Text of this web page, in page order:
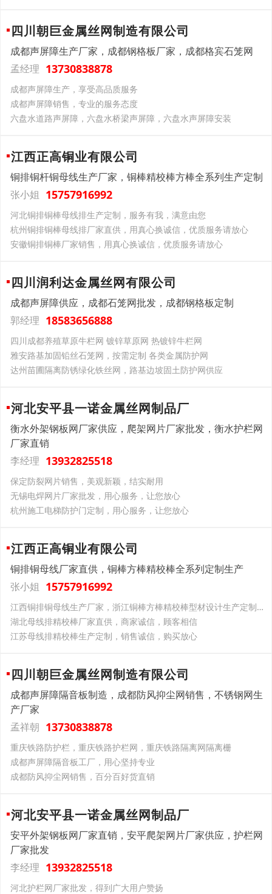
四川朝巨金属丝网制造有限公司
成都声屏障生产厂家，成都钢格板厂家，成都格宾石笼网
孟经理 13730838878
成都声屏障生产，享受高品质服务
成都声屏障销售，专业的服务态度
六盘水道路声屏障，六盘水桥梁声屏障，六盘水声屏障安装
江西正高铜业有限公司
铜排铜杆铜母线生产厂家，铜棒精校棒方棒全系列生产定制
张小姐 15757916992
河北铜排铜棒母线排生产定制，服务有我，满意由您
杭州铜排铜棒母线排厂家直供，用真心换诚信，优质服务请放心
安徽铜排铜棒厂家销售，用真心换诚信，优质服务请放心
四川润利达金属丝网有限公司
成都声屏障供应，成都石笼网批发，成都钢格板定制
郭经理 18583656888
四川成都养殖草原牛栏网 镀锌草原网 热镀锌牛栏网
雅安路基加固铅丝石笼网，按需定制 各类金属防护网
达州苗圃隔离防锈绿化铁丝网，路基边坡固土防护网供应
河北安平县一诺金属丝网制品厂
衡水外架钢板网厂家供应，爬架网片厂家批发，衡水护栏网
厂家直销
李经理 13932825518
保定防裂网片销售，美观新颖，结实耐用
无锡电焊网片厂家批发，用心服务，让您放心
杭州施工电梯防护门定制，用心服务，让您放心
江西正高铜业有限公司
铜排铜母线厂家直供，铜棒方棒精校棒全系列定制生产
张小姐 15757916992
江西铜排铜母线生产厂家，浙江铜棒方棒精校棒型材设计生产定制，国标材质满足各类企业工程需求
湖北母线排精校棒厂家直供，商家诚信，顾客相信
江苏母线排精校棒生产定制，销售诚信，购买放心
四川朝巨金属丝网制造有限公司
成都声屏障隔音板制造，成都防风抑尘网销售，不锈钢网生
产厂家
孟祥朝 13730838878
重庆铁路防护栏，重庆铁路护栏网，重庆铁路隔离网隔离栅
成都声屏障隔音板工厂，用心坚持专业
成都防风抑尘网销售，百分百好货直销
河北安平县一诺金属丝网制品厂
安平外架钢板网厂家直销，安平爬架网片厂家供应，护栏网
厂家批发
李经理 13932825518
河北护栏网厂家批发，得到广大用户赞扬